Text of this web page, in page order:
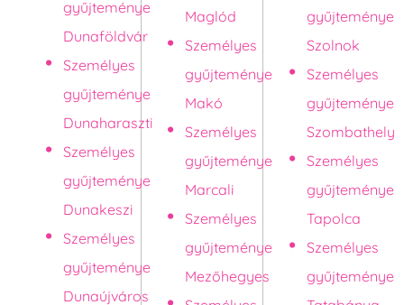
gyűjteménye
Dunaföldvár
Személyes
gyűjteménye
Dunaharaszti
Személyes
gyűjteménye
Dunakeszi
Személyes
gyűjteménye
Dunaújváros
Maglód
Személyes
gyűjteménye
Makó
Személyes
gyűjteménye
Marcali
Személyes
gyűjteménye
Mezőhegyes
gyűjteménye
Szolnok
Személyes
gyűjteménye
Szombathely
Személyes
gyűjteménye
Tapolca
Személyes
gyűjteménye